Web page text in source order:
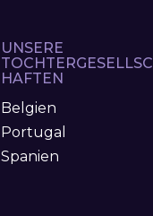
UNSERE
TOCHTERGESELLSC
HAFTEN
Belgien
Portugal
Spanien